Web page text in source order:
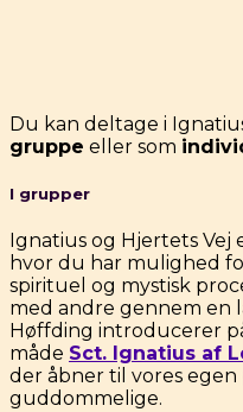
Du kan deltage i
gruppe eller som
I grupper
Ignatius og Hjertets
hvor du har mulighed
spirituel og mystisk
med andre gennem en
Høffding introducerer
måde Sct. Ignatius af
der åbner til vores
guddommelige.